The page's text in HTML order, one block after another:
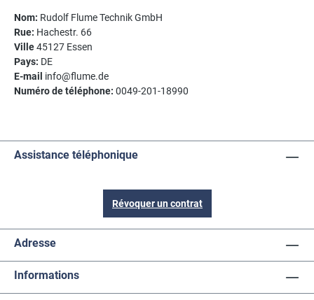
Nom: Rudolf Flume Technik GmbH
Rue: Hachestr. 66
Ville45127 Essen
Pays: DE
E-mail info@flume.de
Numéro de téléphone: 0049-201-18990
Assistance téléphonique
Révoquer un contrat
Adresse
Informations